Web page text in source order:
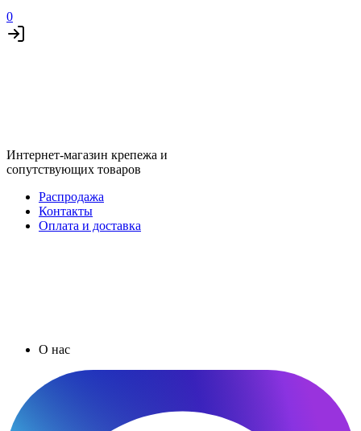
0
Интернет-магазин крепежа и
сопутствующих товаров
Распродажа
Контакты
Оплата и доставка
О нас